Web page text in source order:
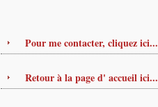
Pour me contacter, cliquez ici...
Retour à la page d' accueil ici...